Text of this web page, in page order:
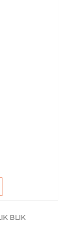
BLIK